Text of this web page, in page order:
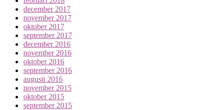
december 2017
november 2017
oktober 2017
september 2017
december 2016
november 2016
oktober 2016
september 2016
augusti 2016
november 2015
oktober 2015
september 2015